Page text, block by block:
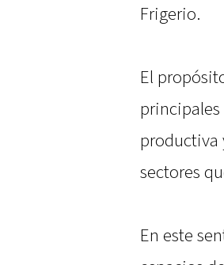
Frigerio.
El
principales
productiva
sectores
En este